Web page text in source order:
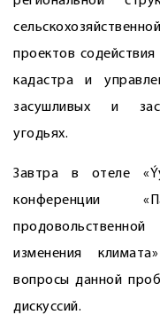
проектов
кадастра и
засушливых и
угодьях.
Завтра в отеле
конференции
изменения
вопросы данной
дискуссий.